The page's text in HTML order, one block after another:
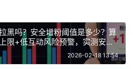
黑吗？安全增粉阈值是多少？算
限+低互动风险预警，实测安全
2026-02-18 13:54